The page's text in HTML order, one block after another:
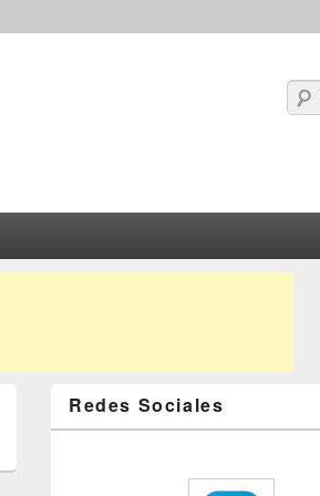
Redes Sociales